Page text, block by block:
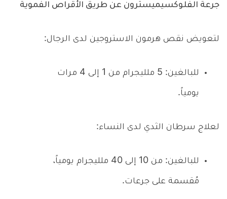
جرعة الفلوكسيميسترون عن طريق الأقراص الفموية
لتعويض نقص هرمون الاستروجين لدى الرجال:
للبالغين: 5 ملليجرام من 1 إلى 4 مرات
يومياً.
لعلاج سرطان الثدي لدى النساء:
للبالغين: من 10 إلى 40 ملليجرام يومياً،
مُقسمة على جرعات.